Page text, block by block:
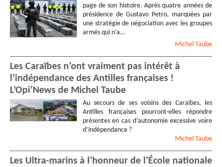
page de son histoire. Après quatre années de
présidence de Gustavo Petro, marquées par
une stratégie de négociation avec les groupes
armés qui n’a…
Michel Taube
Les Caraïbes n’ont vraiment pas intérêt à
l’indépendance des Antilles françaises !
L’Opi’News de Michel Taube
Au secours de ses voisins des Caraïbes, les
Antilles françaises pourront-elles répondre
présentes en cas d’autonomie excessive voire
d’indépendance ?
Michel Taube
Les Ultra-marins à l’honneur de l’École nationale